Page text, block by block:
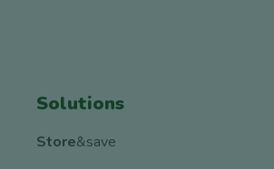
Solutions
Store&save